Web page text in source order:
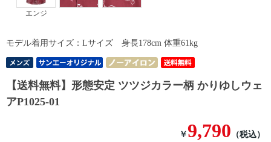
エンジ
【送料無料】形態安定 ツツジカラー柄 かりゆしウェ
アP1025-01
￥9,790 （税込）
モデル着用サイズ：Lサイズ 身長178cm 体重61kg